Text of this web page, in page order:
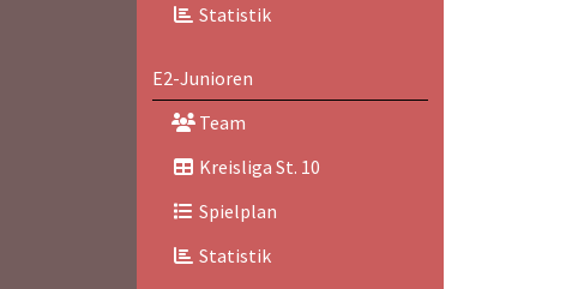
Statistik
E2-Junioren
Team
Kreisliga St. 10
Spielplan
Statistik